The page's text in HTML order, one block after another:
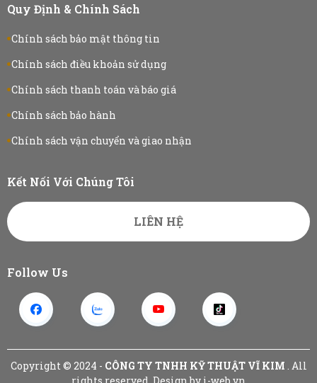
Quy Định & Chính Sách
Chính sách bảo mật thông tin
Chính sách điều khoản sử dụng
Chính sách thanh toán và báo giá
Chính sách bảo hành
Chính sách vận chuyển và giao nhận
Kết Nối Với Chúng Tôi
LIÊN HỆ
Follow Us
Copyright © 2024 - CÔNG TY TNHH KỸ THUẬT VĨ KIM . All